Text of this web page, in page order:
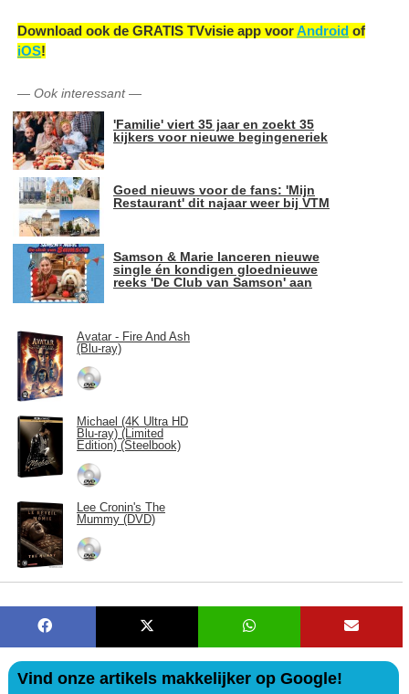
Download ook de GRATIS TVvisie app voorAndroid of
iOS!
— Ook interessant—
'Familie' viert 35 jaar en zoekt 35
kijkers voor nieuwe begingeneriek
Goed nieuws voor de fans: 'Mijn
Restaurant' dit najaar weer bij VTM
Samson & Marie lanceren nieuwe
single én kondigen gloednieuwe
reeks 'De Club van Samson' aan
Avatar - Fire And Ash
(Blu-ray)
Michael (4K Ultra HD
Blu-ray) (Limited
Edition) (Steelbook)
Lee Cronin's The
Mummy (DVD)
Vind onze artikels makkelijker op Google!